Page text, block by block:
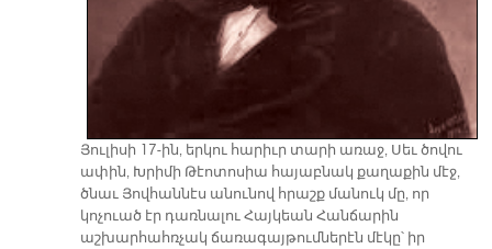
Յուլիսի 17-ին, երկու հարիւր տարի առաջ, Սեւ ծովու
ափին, Խրիմի Թէոտոսիա հայաբնակ քաղաքին մէջ,
ծնաւ Յովհաննէս անունով հրաշք մանուկ մը, որ
կոչուած էր դառնալու Հայկեան Հանճարին
աշխարհահռչակ ճառագայթումներէն մէկը՝ իր